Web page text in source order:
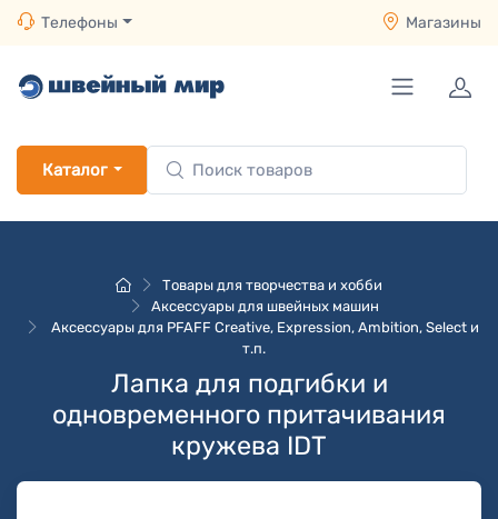
Телефоны Магазины
Каталог
Товары для творчества и хобби
Аксессуары для швейных машин
Аксессуары для PFAFF Creative, Expression, Ambition, Select и
т.п.
Лапка для подгибки и
одновременного притачивания
кружева IDT